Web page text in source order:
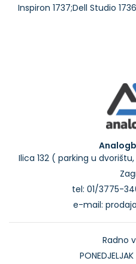
Ilica 132 ( parking u
tel: 01/3775-
e-mail:
Radno